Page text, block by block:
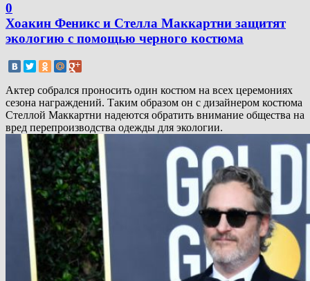
0
Хоакин Феникс и Стелла Маккартни защитят
экологию с помощью черного костюма
Актер собрался проносить один костюм на всех церемониях
сезона награждений. Таким образом он с дизайнером костюма
Стеллой Маккартни надеются обратить внимание общества на
вред перепроизводства одежды для экологии.